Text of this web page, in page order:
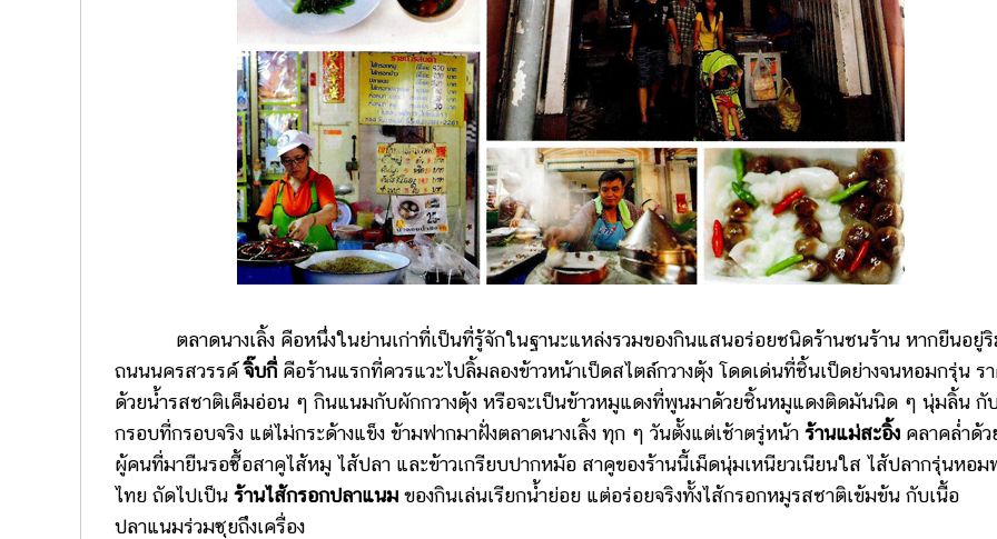
ตลาดนางเลิ้ง คือหนึ่งในย่านเก่าที่เป็นที่รู้จักในฐานะแหล่งรวมของกินแสนอร่อยชนิดร้านชนร้าน หากยืนอยู่
ถนนนครสวรรค์จิ๊บกี่คือร้านแรกที่ควรแวะไปลิ้มลองข้าวหน้าเป็ดสไตล์กวางตุ้ง โดดเด่นที่ชิ้นเป็ดย่างจนหอมกรุ่น ร
ด้วยน้ำรสชาติเค็มอ่อน ๆ กินแนมกับผักกวางตุ้ง หรือจะเป็นข้าวหมูแดงที่พูนมาด้วยชิ้นหมูแดงติดมันนิด ๆ นุ่มลิ้น กั
กรอบที่กรอบจริง แต่ไม่กระด้างแข็ง ข้ามฟากมาฝั่งตลาดนางเลิ้ง ทุก ๆ วันตั้งแต่เช้าตรู่หน้า ร้านแม่สะอิ้ง คลาคล่ำด้ว
ผู้คนที่มายืนรอซื้อสาคูไส้หมู ไส้ปลา และข้าวเกรียบปากหม้อ สาคูของร้านนี้เม็ดนุ่มเหนียวเนียนใส ไส้ปลากรุ่นหอม
ไทย ถัดไปเป็น ร้านไส้กรอกปลาแนม ของกินเล่นเรียกน้ำย่อย แต่อร่อยจริงทั้งไส้กรอกหมูรสชาติเข้มข้น กับเนื้อ
ปลาแนมร่วมซุยถึงเครื่อง